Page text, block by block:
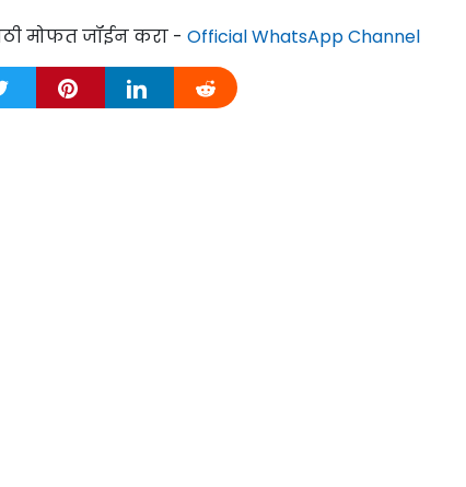
मोफत जॉईन करा - Official WhatsApp Channel